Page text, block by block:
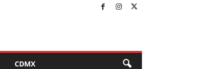
CDMX